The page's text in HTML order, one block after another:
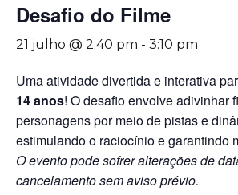
Desafio do Filme
21 julho @ 2:40 pm - 3:10 pm
Uma atividade divertida e interativa
14 anos! O desafio envolve adivinhar
personagens por meio de pistas e
estimulando o raciocínio e garantindo
O evento pode sofrer alterações de
cancelamento sem aviso prévio.